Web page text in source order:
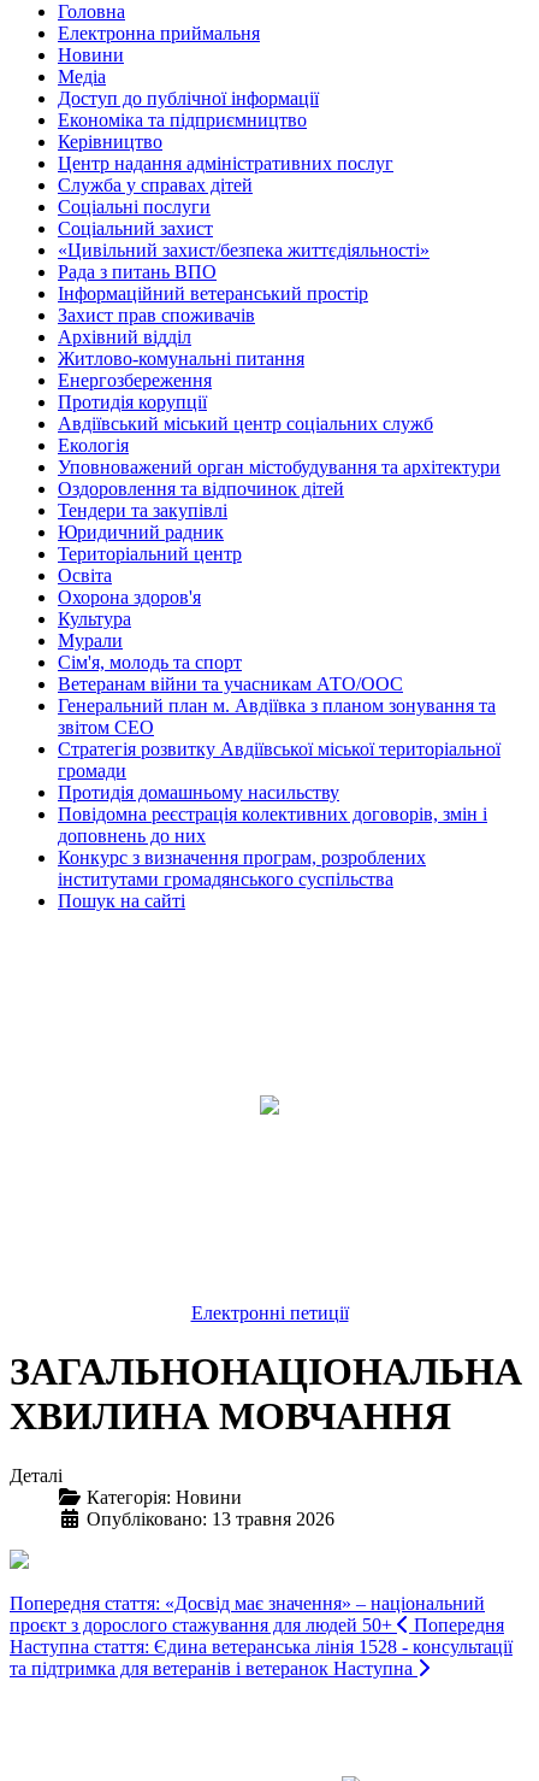
Головна
Електронна приймальня
Новини
Медіа
Доступ до публічної інформації
Економіка та підприємництво
Керівництво
Центр надання адміністративних послуг
Служба у справах дітей
Соціальні послуги
Соціальний захист
«Цивільний захист/безпека життєдіяльності»
Рада з питань ВПО
Інформаційний ветеранський простір
Захист прав споживачів
Архівний відділ
Житлово-комунальні питання
Енергозбереження
Протидія корупції
Авдіївський міський центр соціальних служб
Екологія
Уповноважений орган містобудування та архітектури
Оздоровлення та відпочинок дітей
Тендери та закупівлі
Юридичний радник
Територіальний центр
Освіта
Охорона здоров'я
Культура
Мурали
Сім'я, молодь та спорт
Ветеранам війни та учасникам АТО/ООС
Генеральний план м. Авдіївка з планом зонування та
звітом СЕО
Стратегія розвитку Авдіївської міської територіальної
громади
Протидія домашньому насильству
Повідомна реєстрація колективних договорів, змін і
доповнень до них
Конкурс з визначення програм, розроблених
інститутами громадянського суспільства
Пошук на сайті
Електронні петиції
ЗАГАЛЬНОНАЦІОНАЛЬНА
ХВИЛИНА МОВЧАННЯ
Деталі
Категорія: Новини
Опубліковано: 13 травня 2026
Попередня стаття: «Досвід має значення» – національний
проєкт з дорослого стажування для людей 50+
Попередня
Наступна стаття: Єдина ветеранська лінія 1528 - консультації
та підтримка для ветеранів і ветеранок Наступна